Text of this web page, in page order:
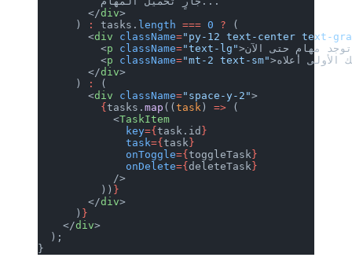
        </
div
      )
tasks. length === 0 ?
(
        <
div className= "py-12 text-center text-
          <
className="text-lg"
          <
className="mt-2 text-sm"
        </
div
      )
(
        <
div className= "space-y-2"
          {
tasks.map ((task ) =>
(
            <
TaskItem
              key
={task.id
              task
={task
              onToggle
={toggleTask
              onDelete
={deleteTask
            />
          ))
        </
div
      )
    </
div
  );